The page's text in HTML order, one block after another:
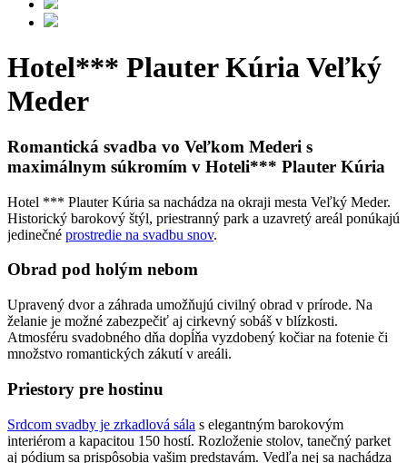
Hotel*** Plauter Kúria Veľký
Meder
Romantická svadba vo Veľkom Mederi s
maximálnym súkromím v Hoteli*** Plauter Kúria
Hotel *** Plauter Kúria sa nachádza na okraji mesta Veľký Meder.
Historický barokový štýl, priestranný park a uzavretý areál ponúkajú
jedinečné prostredie na svadbu snov.
Obrad pod holým nebom
Upravený dvor a záhrada umožňujú civilný obrad v prírode. Na
želanie je možné zabezpečiť aj cirkevný sobáš v blízkosti.
Atmosféru svadobného dňa dopĺňa vyzdobený kočiar na fotenie či
množstvo romantických zákutí v areáli.
Priestory pre hostinu
Srdcom svadby je zrkadlová sála s elegantným barokovým
interiérom a kapacitou 150 hostí. Rozloženie stolov, tanečný parket
aj pódium sa prispôsobia vašim predstavám. Vedľa nej sa nachádza